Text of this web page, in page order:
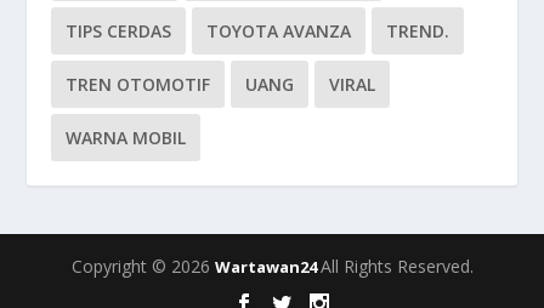
TIPS CERDAS TOYOTA AVANZA TREND.
TREN OTOMOTIF UANG VIRAL
WARNA MOBIL
Copyright © 2026 Wartawan24All Rights Reserved.